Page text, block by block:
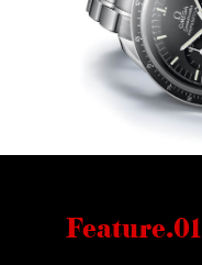
Feature.01